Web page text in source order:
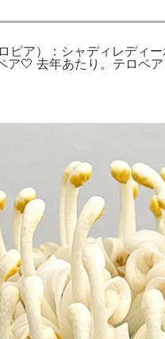
ピア）：シャディレディ
ア🤍 去年あたり。テロ